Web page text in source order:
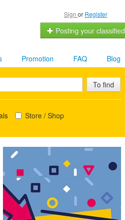
Sign or Register
Posting your classified
Blog
FAQ
Promotion
To find
Store / Shop